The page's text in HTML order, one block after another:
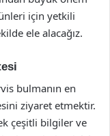
için yetkili
ele alacağız.
bulmanın en
ziyaret etmektir.
çeşitli bilgiler ve